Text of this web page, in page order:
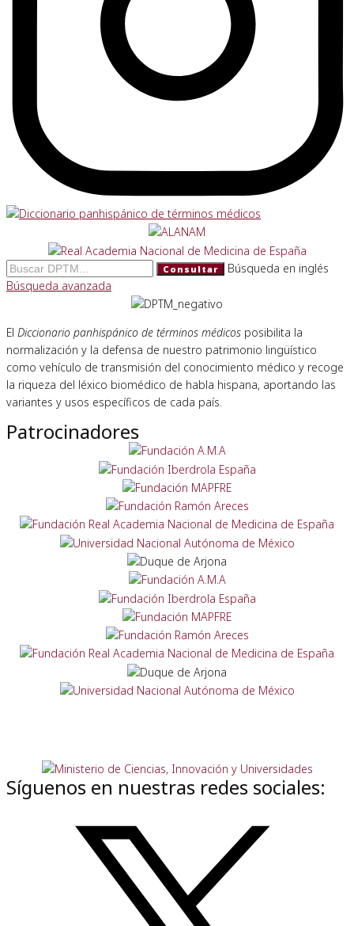
Consultar
Búsqueda en inglés
Búsqueda avanzada
El Diccionario panhispánico de términos médicos posibilita la
normalización y la defensa de nuestro patrimonio lingüístico
como vehículo de transmisión del conocimiento médico y recoge
la riqueza del léxico biomédico de habla hispana, aportando las
variantes y usos específicos de cada país.
Patrocinadores
Síguenos en nuestras redes sociales: